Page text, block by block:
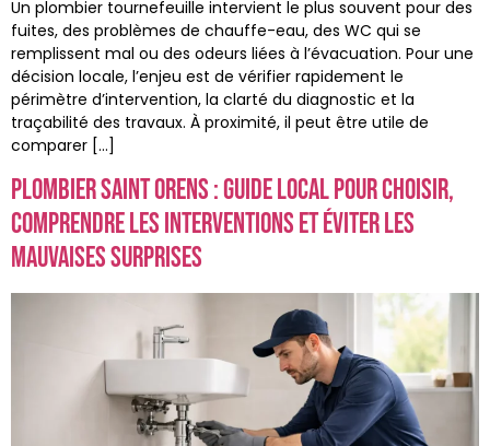
Un plombier tournefeuille intervient le plus souvent pour des
fuites, des problèmes de chauffe-eau, des WC qui se
remplissent mal ou des odeurs liées à l’évacuation. Pour une
décision locale, l’enjeu est de vérifier rapidement le
périmètre d’intervention, la clarté du diagnostic et la
traçabilité des travaux. À proximité, il peut être utile de
comparer […]
plombier saint orens : guide local pour choisir,
comprendre les interventions et éviter les
mauvaises surprises